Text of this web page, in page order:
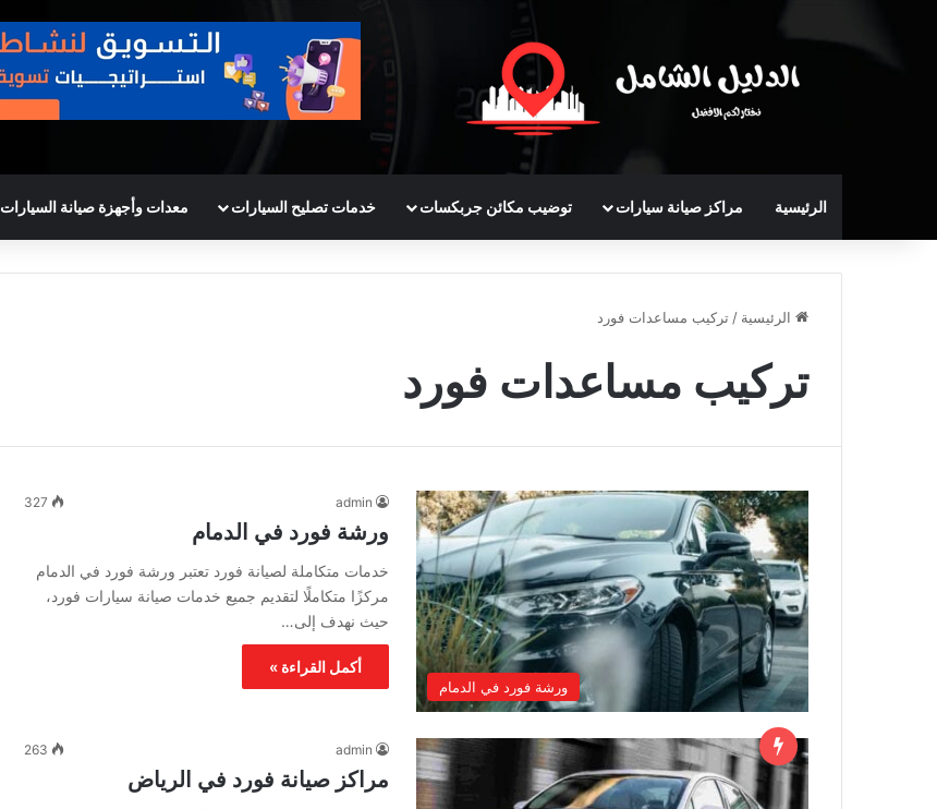
الرئيسية مراكز صيانة سيارات توضيب مكائن جربكسات خدمات تصليح السيارات معدات وأجهزة صيانة السيارات
الرئيسية /تركيب مساعدات فورد
تركيب مساعدات فورد
ورشة فورد في الدمام
admin
327
ورشة فورد في الدمام
خدمات متكاملة لصيانة فورد تعتبر ورشة فورد في الدمام
مركزًا متكاملًا لتقديم جميع خدمات صيانة سيارات فورد،
حيث نهدف إلى…
أكمل القراءة »
admin
263
مراكز صيانة فورد في الرياض